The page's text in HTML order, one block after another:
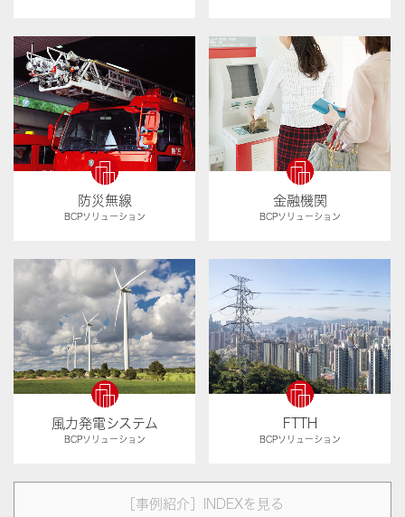
防災無線
BCPソリューション
金融機関
BCPソリューション
風力発電システム
BCPソリューション
FTTH
BCPソリューション
［事例紹介］INDEXを見る